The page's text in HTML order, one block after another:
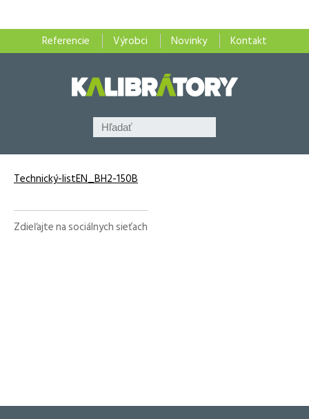
Referencie Výrobci Novinky Kontakt
Technický-listEN_BH2-150B
Zdieľajte na sociálnych sieťach